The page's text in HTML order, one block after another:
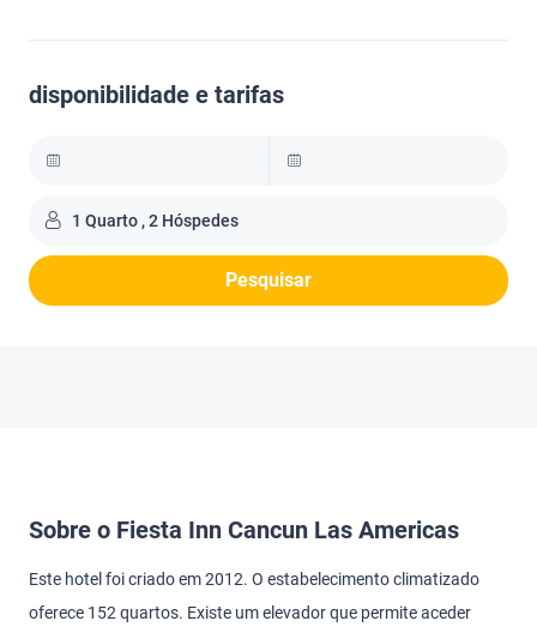
disponibilidade e tarifas
1 Quarto , 2 Hóspedes
Pesquisar
Sobre o Fiesta Inn Cancun Las Americas
Este hotel foi criado em 2012. O estabelecimento climatizado
oferece 152 quartos. Existe um elevador que permite aceder